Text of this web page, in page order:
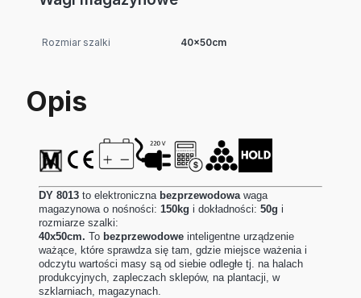
Rozmiar szalki 40x50cm
Opis
DY 8013 to elektroniczna bezprzewodowa waga
magazynowa o nośności: 150kg i dokładności: 50g i
rozmiarze szalki:
40x50cm. To bezprzewodowe inteligentne urządzenie
ważące, które sprawdza się tam, gdzie miejsce ważenia i
odczytu wartości masy są od siebie odległe tj. na halach
produkcyjnych, zapleczach sklepów, na plantacji, w
szklarniach, magazynach.